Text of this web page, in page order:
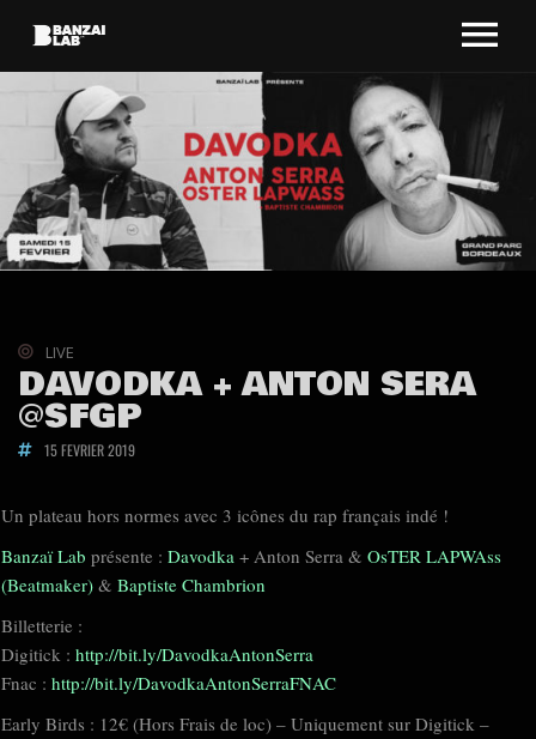
LIVE
DAVODKA + ANTON SERA
@SFGP
15 FEVRIER 2019
Un plateau hors normes avec 3 icônes du rap français indé !
Banzaï Lab présente : Davodka + Anton Serra & OsTER LAPWAss
(Beatmaker) & Baptiste Chambrion
Billetterie :
Digitick : http://bit.ly/DavodkaAntonSerra
Fnac : http://bit.ly/DavodkaAntonSerraFNAC
Early Birds : 12€ (Hors Frais de loc) – Uniquement sur Digitick –